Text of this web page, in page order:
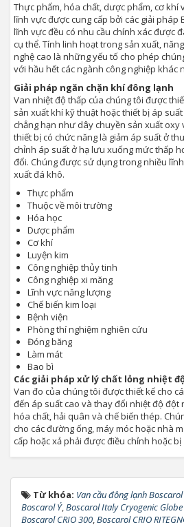
Thực phẩm, hóa chất, dược phẩm, cơ khí
lĩnh vực được cung cấp bởi các giải pháp
lĩnh vực đều có nhu cầu chính xác được
cụ thể. Tính linh hoạt trong sản xuất,
nghệ cao là những yếu tố cho phép
với hầu hết các ngành công nghiệp khác
Giải pháp ngăn chặn khí đông lạnh
Van nhiệt độ thấp của chúng tôi được
sản xuất khí kỹ thuật hoặc thiết bị áp
chẳng hạn như dây chuyền sản xuất oxy
thiết bị có chức năng là giảm áp suất ở
chỉnh áp suất ở hạ lưu xuống mức thấp
đổi. Chúng được sử dụng trong nhiều
xuất đá khô.
Thực phẩm
Thuộc về môi trường
Hóa học
Dược phẩm
Cơ khí
Luyện kim
Công nghiệp thủy tinh
Công nghiệp xi măng
Lĩnh vực năng lượng
Chế biến kim loại
Bệnh viện
Phòng thí nghiệm nghiên cứu
Đóng băng
Làm mát
Bao bì
Các giải pháp xử lý chất lỏng nhiệt
Van đo của chúng tôi được thiết kế cho
đến áp suất cao và thay đổi nhiệt độ đột
hóa chất, hải quân và chế biến thép.
cho các đường ống, máy móc hoặc nhà
cấp hoặc xả phải được điều chỉnh hoặc bị
Từ khóa: Van cầu đông lạnh
Boscarol Ý,Boscarol Italy Cryogenic Globe
Boscarol CRIO 300,Boscarol CRIO